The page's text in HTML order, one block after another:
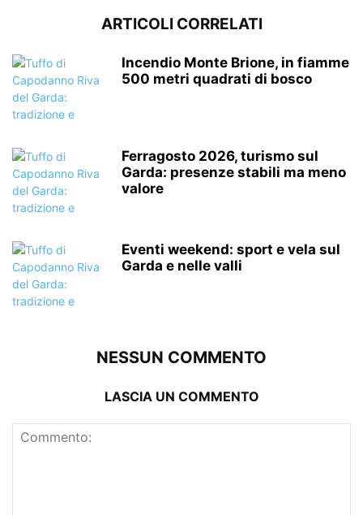
ARTICOLI CORRELATI
Incendio Monte Brione, in fiamme
500 metri quadrati di bosco
Ferragosto 2026, turismo sul
Garda: presenze stabili ma meno
valore
Eventi weekend: sport e vela sul
Garda e nelle valli
NESSUN COMMENTO
LASCIA UN COMMENTO